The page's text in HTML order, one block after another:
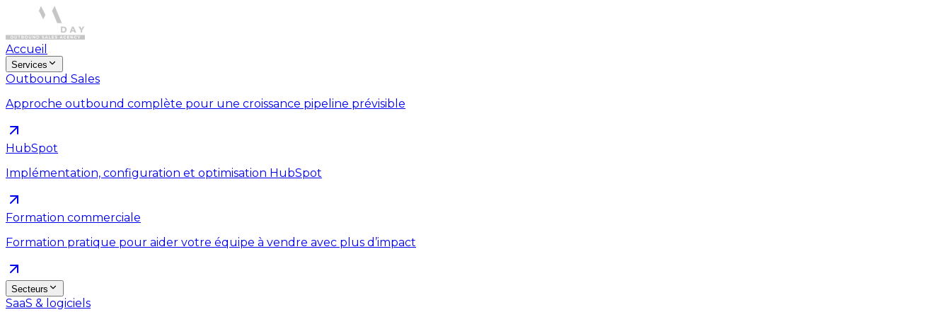
Accueil
Services
Outbound Sales
Approche outbound complète pour une croissance pipeline prévisible
HubSpot
Implémentation, configuration et optimisation HubSpot
Formation commerciale
Formation pratique pour aider votre équipe à vendre avec plus d’impact
Secteurs
SaaS & logiciels